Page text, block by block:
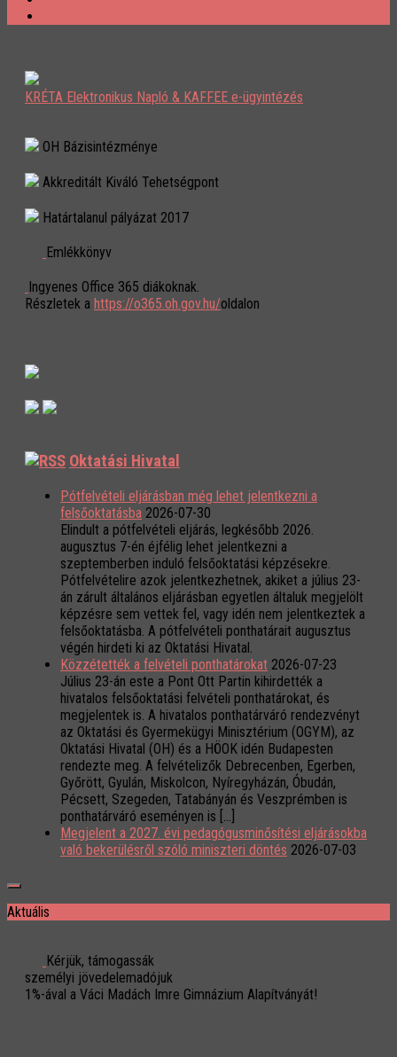
KRÉTA Elektronikus Napló & KAFFEE e-ügyintézés
OH Bázisintézménye
Akkreditált Kiváló Tehetségpont
Határtalanul pályázat 2017
Emlékkönyv
Ingyenes Office 365 diákoknak.
Részletek a https://o365.oh.gov.hu/oldalon
Oktatási Hivatal
Pótfelvételi eljárásban még lehet jelentkezni a
felsőoktatásba 2026-07-30
Elindult a pótfelvételi eljárás, legkésőbb 2026.
augusztus 7-én éjfélig lehet jelentkezni a
szeptemberben induló felsőoktatási képzésekre.
Pótfelvételire azok jelentkezhetnek, akiket a július 23-
án zárult általános eljárásban egyetlen általuk megjelölt
képzésre sem vettek fel, vagy idén nem jelentkeztek a
felsőoktatásba. A pótfelvételi ponthatárait augusztus
végén hirdeti ki az Oktatási Hivatal.
Közzétették a felvételi ponthatárokat 2026-07-23
Július 23-án este a Pont Ott Partin kihirdették a
hivatalos felsőoktatási felvételi ponthatárokat, és
megjelentek is. A hivatalos ponthatárváró rendezvényt
az Oktatási és Gyermekügyi Minisztérium (OGYM), az
Oktatási Hivatal (OH) és a HÖOK idén Budapesten
rendezte meg. A felvételizők Debrecenben, Egerben,
Győrött, Gyulán, Miskolcon, Nyíregyházán, Óbudán,
Pécsett, Szegeden, Tatabányán és Veszprémben is
ponthatárváró eseményen is […]
Megjelent a 2027. évi pedagógusminősítési eljárásokba
való bekerülésről szóló miniszteri döntés 2026-07-03
Aktuális
Kérjük, támogassák
személyi jövedelemadójuk
1%-ával a Váci Madách Imre Gimnázium Alapítványát!